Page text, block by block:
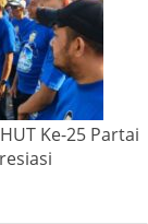
Ke-25 Partai